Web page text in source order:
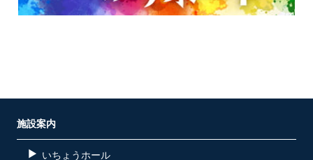
施設案内
いちょうホール